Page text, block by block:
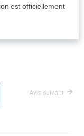
est officiellement
Avis suivant